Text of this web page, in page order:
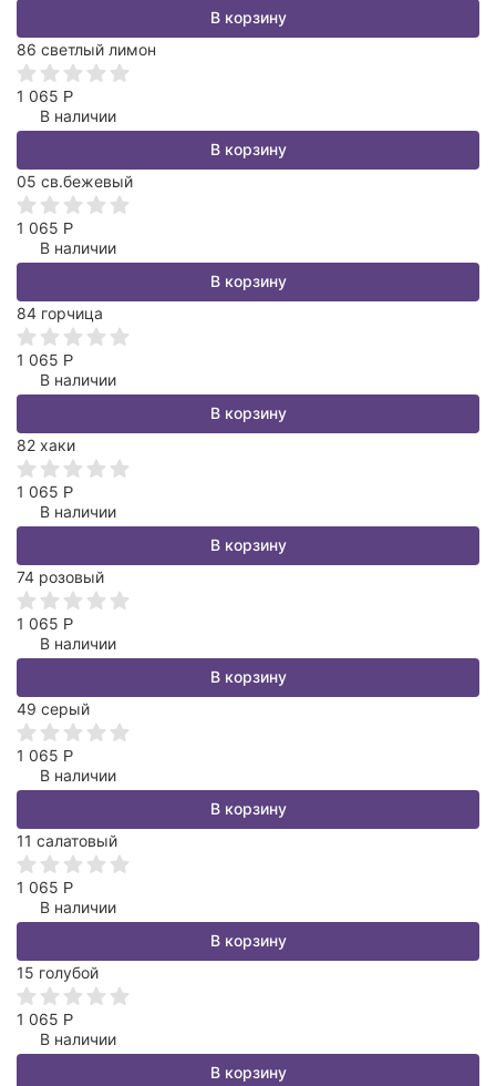
В корзину
86 светлый лимон
1 065 Р
В наличии
В корзину
05 св.бежевый
1 065 Р
В наличии
В корзину
84 горчица
1 065 Р
В наличии
В корзину
82 хаки
1 065 Р
В наличии
В корзину
74 розовый
1 065 Р
В наличии
В корзину
49 серый
1 065 Р
В наличии
В корзину
11 салатовый
1 065 Р
В наличии
В корзину
15 голубой
1 065 Р
В наличии
В корзину